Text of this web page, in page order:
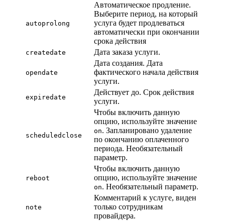
autoprolong
Автоматическое продление.
Выберите период, на который
услуга будет продлеваться
автоматически при окончании
срока действия
createdate Дата заказа услуги.
opendate
Дата создания. Дата
фактического начала действия
услуги.
expiredate
Действует до. Срок действия
услуги.
scheduledclose
Чтобы включить данную
опцию, используйте значение
on. Запланировано удаление
по окончанию оплаченного
периода. Необязательный
параметр.
reboot
Чтобы включить данную
опцию, используйте значение
on. Необязательный параметр.
note
Комментарий к услуге, виден
только сотрудникам
провайдера.